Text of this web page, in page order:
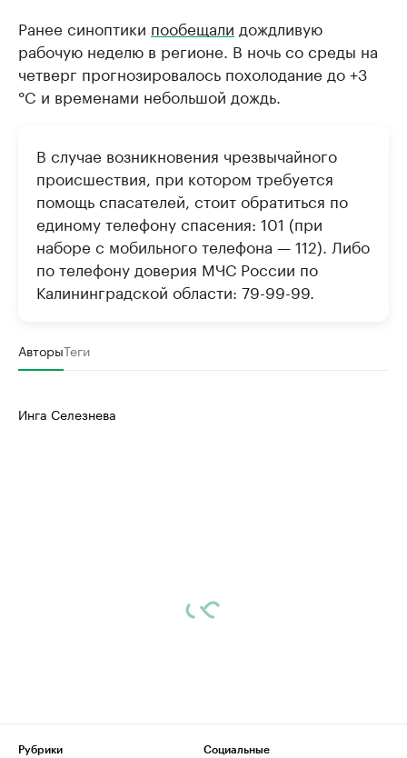
Ранее синоптики пообещали дождливую
рабочую неделю в регионе. В ночь со среды на
четверг прогнозировалось похолодание до +3
°C и временами небольшой дождь.
В случае возникновения чрезвычайного
происшествия, при котором требуется
помощь спасателей, стоит обратиться по
единому телефону спасения: 101 (при
наборе с мобильного телефона — 112). Либо
по телефону доверия МЧС России по
Калининградской области: 79-99-99.
АвторыТеги
Инга Селезнева
Рубрики
Социальные